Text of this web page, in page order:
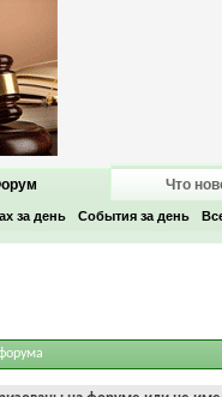
Что
за день События за день